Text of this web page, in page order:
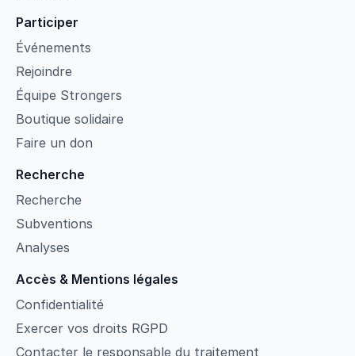
Participer
Événements
Rejoindre
Équipe Strongers
Boutique solidaire
Faire un don
Recherche
Recherche
Subventions
Analyses
Accès & Mentions légales
Confidentialité
Exercer vos droits RGPD
Contacter le responsable du traitement